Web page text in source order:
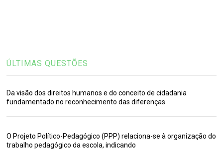
ÚLTIMAS QUESTÕES
Da visão dos direitos humanos e do conceito de cidadania
fundamentado no reconhecimento das diferenças
O Projeto Político-Pedagógico (PPP) relaciona-se à organização do
trabalho pedagógico da escola, indicando